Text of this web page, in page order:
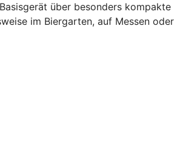
über besonders kompakte
im Biergarten, auf Messen oder